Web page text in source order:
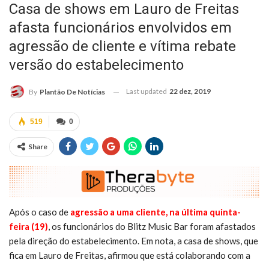
Casa de shows em Lauro de Freitas
afasta funcionários envolvidos em
agressão de cliente e vítima rebate
versão do estabelecimento
By Plantão De Notícias Last updated 22 dez, 2019
0
519
Share
Após o caso de agressão a uma cliente, na última quinta-
feira (19), os funcionários do Blitz Music Bar foram afastados
pela direção do estabelecimento. Em nota, a casa de shows, que
fica em Lauro de Freitas, afirmou que está colaborando com a